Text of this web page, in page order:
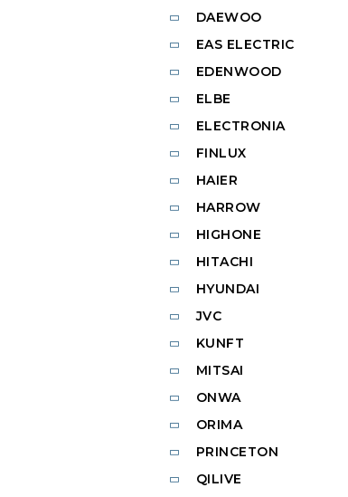
DAEWOO
EAS ELECTRIC
EDENWOOD
ELBE
ELECTRONIA
FINLUX
HAIER
HARROW
HIGHONE
HITACHI
HYUNDAI
JVC
KUNFT
MITSAI
ONWA
ORIMA
PRINCETON
QILIVE